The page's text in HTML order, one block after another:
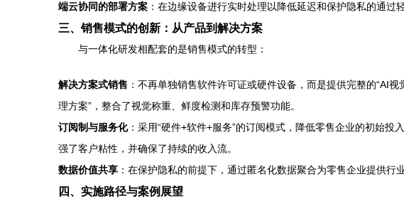
端云协同的部署方案 ：在边缘设备进行实时处理以降低延迟和保护隐私的通
三、销售模式的创新：从产品到解决方案
与一体化研发相配套的是销售模式的转型：
解决方案式销售 ：不再单独销售软件许可证或硬件设备，而是提供完整的“AI
理方案”，整合了视觉称重、鲜度检测和库存预警功能。
订阅制与服务化：采用“硬件+软件+服务”的订阅模式，降低零售企业的初始
强了客户粘性，并确保了持续的收入流。
数据价值共享 ：在保护隐私的前提下，通过匿名化数据聚合为零售企业提供
四、实施路径与案例展望